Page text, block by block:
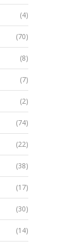
(4)
(70)
(8)
(7)
(2)
(74)
(22)
(38)
(17)
(30)
(14)